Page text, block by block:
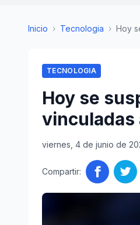
Inicio › Tecnologia › Hoy
TECNOLOGIA
Hoy se
vinculadas
viernes, 4 de junio de
Compartir: